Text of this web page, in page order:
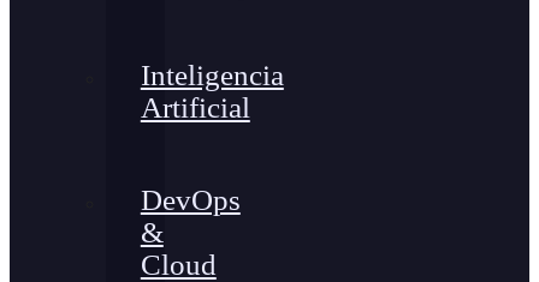
Inteligencia
Artificial
DevOps
&
Cloud